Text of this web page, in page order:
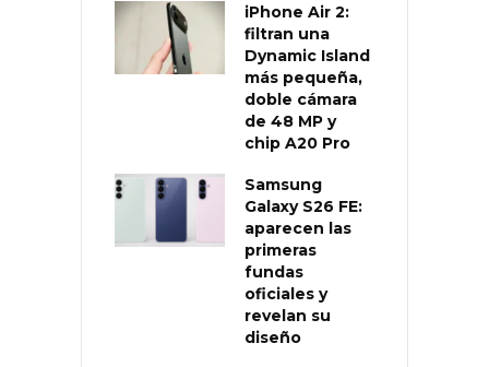
iPhone Air 2:
filtran una
Dynamic Island
más pequeña,
doble cámara
de 48 MP y
chip A20 Pro
Samsung
Galaxy S26 FE:
aparecen las
primeras
fundas
oficiales y
revelan su
diseño